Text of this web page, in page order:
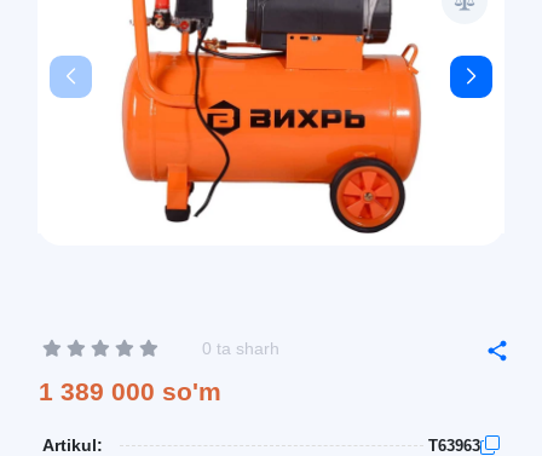
0 ta sharh
1 389 000 so'm
Artikul: T63963